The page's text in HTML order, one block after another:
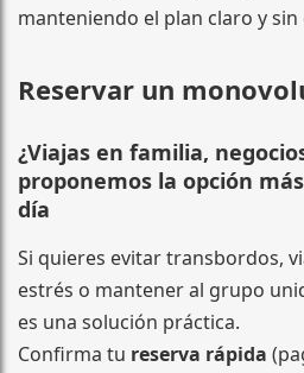
manteniendo el plan claro y
Reservar un
¿Viajas en familia,
proponemos la opción
día
Si quieres evitar transbordos,
estrés o mantener al grupo
es una solución práctica.
Confirma tu reserva rápida